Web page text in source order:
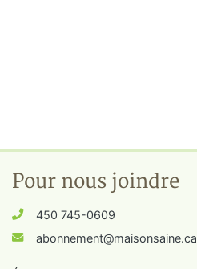
Pour nous joindre
450 745-0609
abonnement@maisonsaine.ca